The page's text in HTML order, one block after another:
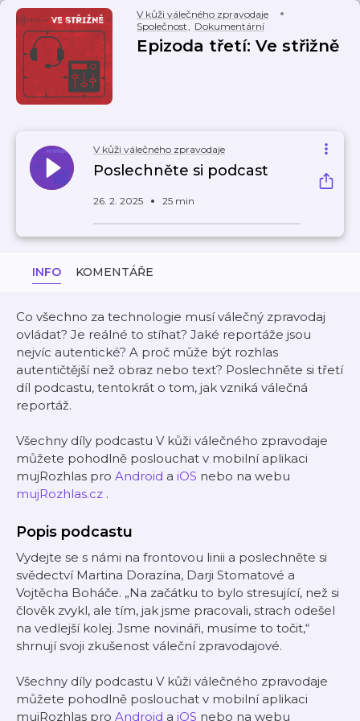
V kůži válečného zpravodaje
Společnost, Dokumentární
Epizoda třetí: Ve střižně
V kůži válečného zpravodaje
Poslechněte si podcast
26. 2. 2025 25 min
INFO KOMENTÁŘE
Co všechno za technologie musí válečný zpravodaj
ovládat? Je reálné to stíhat? Jaké reportáže jsou
nejvíc autentické? A proč může být rozhlas
autentičtější než obraz nebo text? Poslechněte si třetí
díl podcastu, tentokrát o tom, jak vzniká válečná
reportáž.
Všechny díly podcastu V kůži válečného zpravodaje
můžete pohodlně poslouchat v mobilní aplikaci
mujRozhlas pro Android a iOS nebo na webu
mujRozhlas.cz .
Popis podcastu
Vydejte se s námi na frontovou linii a poslechněte si
svědectví Martina Dorazína, Darji Stomatové a
Vojtěcha Boháče. „Na začátku to bylo stresující, než si
člověk zvykl, ale tím, jak jsme pracovali, strach odešel
na vedlejší kolej. Jsme novináři, musíme to točit,“
shrnují svoji zkušenost váleční zpravodajové.
Všechny díly podcastu V kůži válečného zpravodaje
můžete pohodlně poslouchat v mobilní aplikaci
mujRozhlas pro Android a iOS nebo na webu